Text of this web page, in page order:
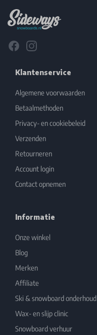
FacebookInstagram
Klantenservice
Algemene voorwaarden
Betaalmethoden
Privacy- en cookiebeleid
Verzenden
Retourneren
Account login
Contact opnemen
Informatie
Onze winkel
Blog
Merken
Affiliate
Ski & snowboard onderhoud
Wax- en slijp clinic
Snowboard verhuur